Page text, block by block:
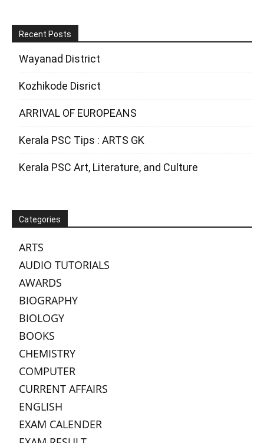
Recent Posts
Wayanad District
Kozhikode Disrict
ARRIVAL OF EUROPEANS
Kerala PSC Tips : ARTS GK
Kerala PSC Art, Literature, and Culture
Categories
ARTS
AUDIO TUTORIALS
AWARDS
BIOGRAPHY
BIOLOGY
BOOKS
CHEMISTRY
COMPUTER
CURRENT AFFAIRS
ENGLISH
EXAM CALENDER